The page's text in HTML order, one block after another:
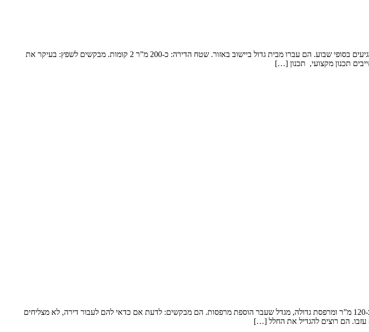
פנטהואז יוקרתי בנופים המשפחה: זוג שומרי מסורת עם ילד אחד בבית והשאר נשואים עם משפחות ומגיעים בסופי שבוע. הם עברו מבית גדול ביישוב באזור. שטח הדירה: כ-200 מ”ר 2 קומות. מבקשים לשפץ: בעיקר את
שיפוץ דירה במגדל המשפחה: זוג שמטפל בנכדים ומארח משפחה ענפה. שטח הדירה: דירה שלמה של כ-120 מ”ר ומרפסת גדולה, מגדל שעבר הוספת מרפסות. הם מבקשים: לדעת אם כדאי להם לעבור דירה, לא מצליחים
עזבו. הם רוצים להגדיל את החלל […]